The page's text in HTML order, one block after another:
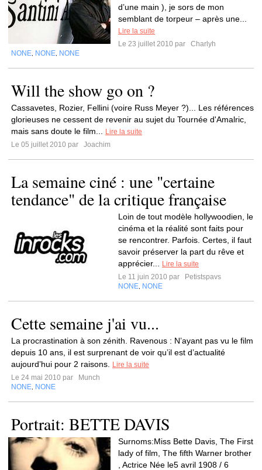
d’une main ), je sors de mon
semblant de torpeur – après une...
Lire la suite
Le 23 juillet 2010 par
Charlyh
NONE NONE NONE
Will the show go on ?
Cassavetes, Rozier, Fellini (voire Russ Meyer ?)... Les références
glorieuses ne cessent de revenir au sujet du Tournée d'Amalric,
mais sans doute le film...
Lire la suite
Le 05 juillet 2010 par
Joachim
La semaine ciné : une "certaine
tendance" de la critique française
Loin de tout modèle hollywoodien, le
cinéma et la réalité sont faits pour
se rencontrer. Parfois. Certes, il faut
savoir préserver la part du rêve et
apprécier...
Lire la suite
Le 11 juin 2010 par
Petistspavs
NONE NONE
Cette semaine j'ai vu...
La procrastination à son zénith. Ravenous : N’ayant pas vu le film
depuis 10 ans, il est surprenant de voir qu’il est d’actualité
aujourd’hui pour 2 raisons.
Lire la suite
Le 24 mai 2010 par
Munch
NONE NONE
Portrait: BETTE DAVIS
Surnoms:Miss Bette Davis, The First
lady of film, The fifth Warner brother
, Actrice Née le5 avril 1908 / 6